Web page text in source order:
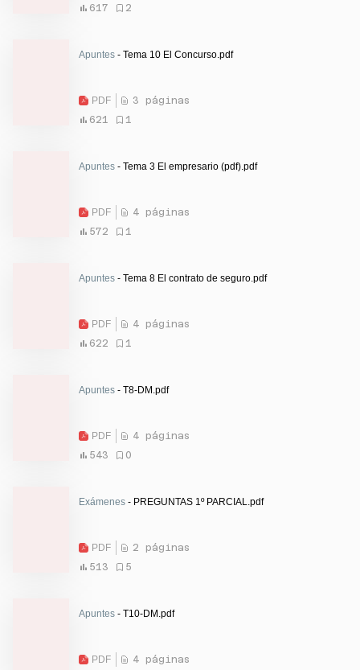
617
2
Apuntes - Tema 10 El Concurso.pdf
PDF
3 páginas
621
1
Apuntes - Tema 3 El empresario (pdf).pdf
PDF
4 páginas
572
1
Apuntes - Tema 8 El contrato de seguro.pdf
PDF
4 páginas
622
1
Apuntes - T8-DM.pdf
PDF
4 páginas
543
0
Exámenes - PREGUNTAS 1º PARCIAL.pdf
PDF
2 páginas
513
5
Apuntes - T10-DM.pdf
PDF
4 páginas